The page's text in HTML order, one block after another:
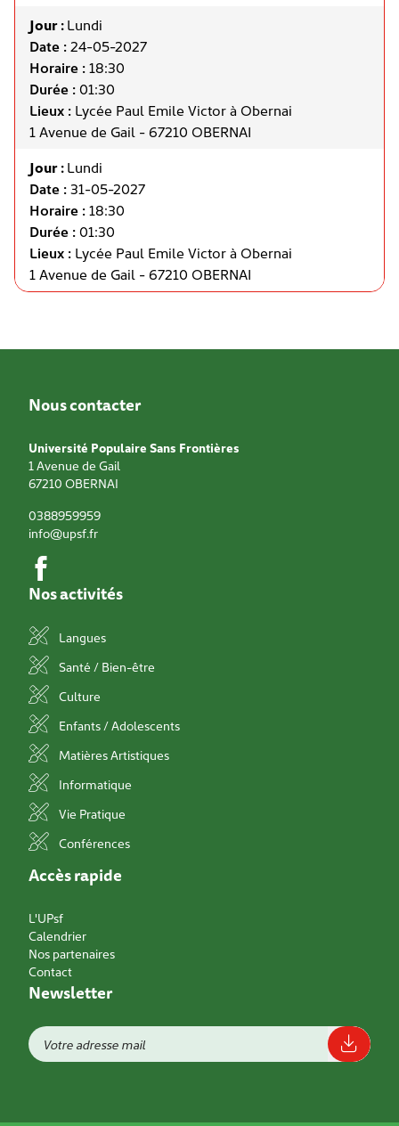
Jour :Lundi
Date :24-05-2027
Horaire :18:30
Durée :01:30
Lieux : Lycée Paul Emile Victor à Obernai
1 Avenue de Gail - 67210 OBERNAI
Jour :Lundi
Date :31-05-2027
Horaire :18:30
Durée :01:30
Lieux : Lycée Paul Emile Victor à Obernai
1 Avenue de Gail - 67210 OBERNAI
Nous contacter
Université Populaire Sans Frontières
1 Avenue de Gail
67210 OBERNAI
0388959959
info@upsf.fr
Nos activités
Langues
Santé / Bien-être
Culture
Enfants / Adolescents
Matières Artistiques
Informatique
Vie Pratique
Conférences
Accès rapide
L'UPsf
Calendrier
Nos partenaires
Contact
Newsletter